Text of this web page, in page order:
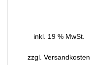
inkl. 19 % MwSt.
zzgl.Versandkosten